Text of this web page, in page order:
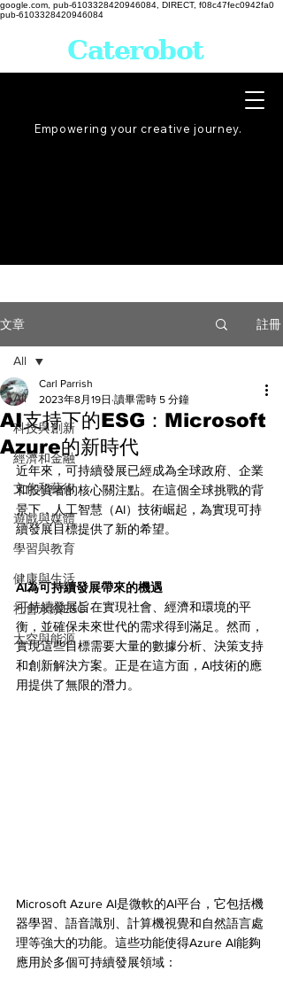
google.com, pub-6103328420946084, DIRECT, f08c47fec0942fa0
pub-6103328420946084
Empowering your creative journey.
Caterobot
文章 註冊
All
科技與創新
經濟和金融
文化和藝術
遊戲與媒體
學習與教育
健康與生活
社會永續ESG
太空與能源
All
AI支持下的ESG：Microsoft
Azure的新時代
Carl Parrish
2023年8月19日 讀畢需時 5 分鐘
近年來，可持續發展已經成為全球政府、企業
和投資者的核心關注點。在這個全球挑戰的背
景下，人工智慧（AI）技術崛起，為實現可持
續發展目標提供了新的希望。
AI為可持續發展帶來的機遇
可持續發展旨在實現社會、經濟和環境的平
衡，並確保未來世代的需求得到滿足。然而，
實現這些目標需要大量的數據分析、決策支持
和創新解決方案。正是在這方面，AI技術的應
用提供了無限的潛力。
Microsoft Azure AI是微軟的AI平台，它包括機
器學習、語音識別、計算機視覺和自然語言處
理等強大的功能。這些功能使得Azure AI能夠
應用於多個可持續發展領域：